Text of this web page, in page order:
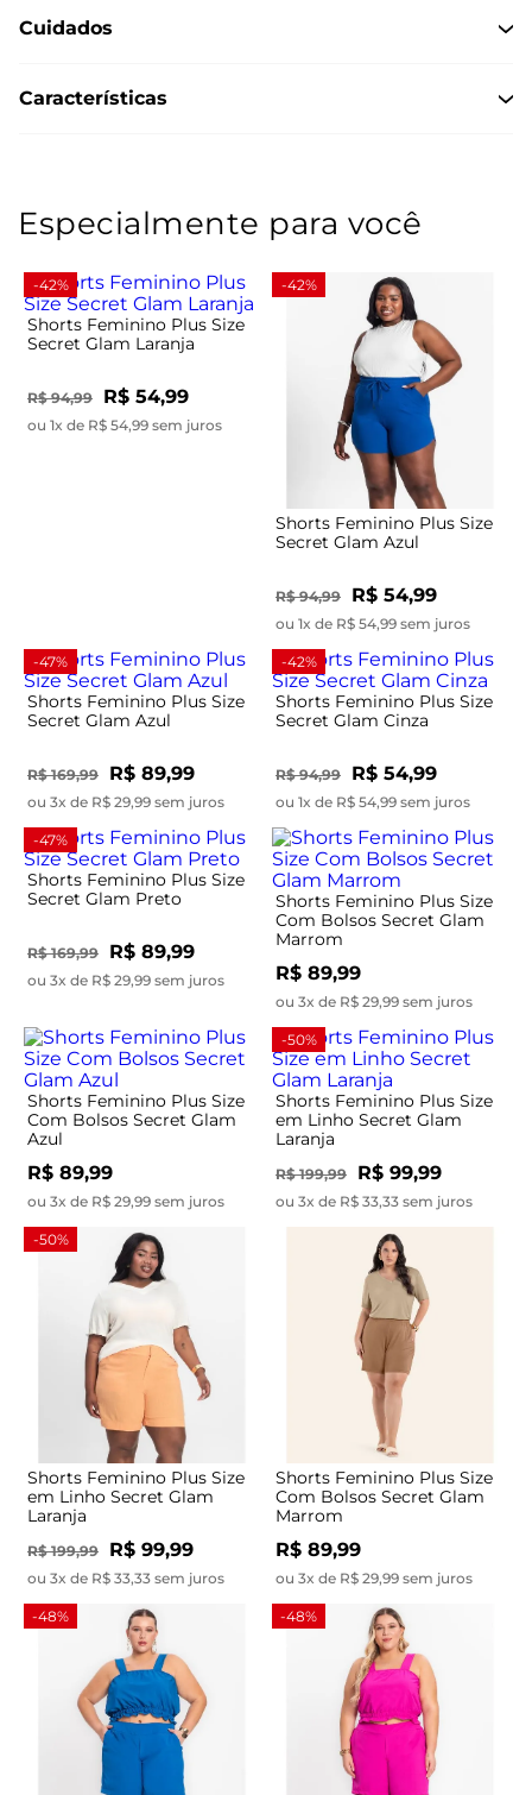
Cuidados
Características
Especialmente para você
-42%
Shorts Feminino Plus Size
Secret Glam Laranja
R$ 94,99 R$ 54,99
ou 1x de R$ 54,99 sem juros
-42%
Shorts Feminino Plus Size
Secret Glam Azul
R$ 94,99 R$ 54,99
ou 1x de R$ 54,99 sem juros
-47%
Shorts Feminino Plus Size
Secret Glam Azul
R$ 169,99 R$ 89,99
ou 3x de R$ 29,99 sem juros
-42%
Shorts Feminino Plus Size
Secret Glam Cinza
R$ 94,99 R$ 54,99
ou 1x de R$ 54,99 sem juros
-47%
Shorts Feminino Plus Size
Secret Glam Preto
R$ 169,99 R$ 89,99
ou 3x de R$ 29,99 sem juros
Shorts Feminino Plus Size
Com Bolsos Secret Glam
Marrom
R$ 89,99
ou 3x de R$ 29,99 sem juros
Shorts Feminino Plus Size
Com Bolsos Secret Glam
Azul
R$ 89,99
ou 3x de R$ 29,99 sem juros
-50%
Shorts Feminino Plus Size
em Linho Secret Glam
Laranja
R$ 199,99 R$ 99,99
ou 3x de R$ 33,33 sem juros
-50%
Shorts Feminino Plus Size
em Linho Secret Glam
Laranja
R$ 199,99 R$ 99,99
ou 3x de R$ 33,33 sem juros
Shorts Feminino Plus Size
Com Bolsos Secret Glam
Marrom
R$ 89,99
ou 3x de R$ 29,99 sem juros
-48% -48%